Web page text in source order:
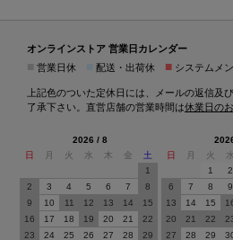
オンラインストア 営業日カレンダー
営業日休 配送・出荷休 ■ システムメ
上記色のついた定休日には、メールの返信及
了承下さい。直営店舗の営業時間は休業日の
2026 / 8
日
月 火 水 木 金
土
1
2
3 4 5 6 7
8
9
10 11 12 13 14
15
16
17 18 19 20 21
22
23
24 25 26 27 28
29
日
月 火 水
1
2
6
7 8 9
13
14 15
20
21 22
27
28 29